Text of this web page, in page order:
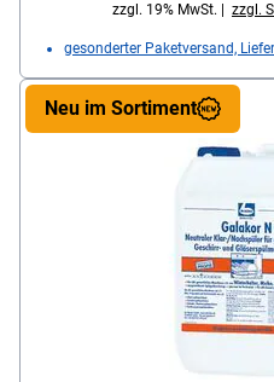
zzgl. 19% MwSt. | zzgl.
gesonderter Paketversand,
Neu im Sortiment